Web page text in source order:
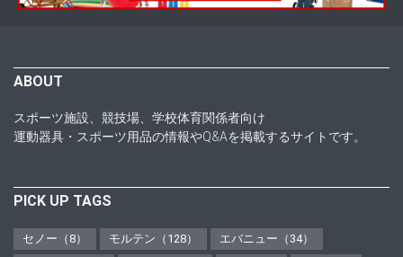
ABOUT
スポーツ施設、競技場、学校体育関係者向け
運動器具・スポーツ用品の情報やQ&Aを掲載するサイトです。
PICK UP TAGS
セノー（8） モルテン（128）
エバニュー（34）